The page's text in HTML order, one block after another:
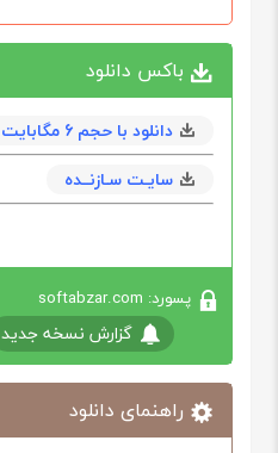
باکس دانلود
دانلود با حجم 6 مگابايت
سایـت سـازنــده
پسورد: softabzar.com
گزارش نسخه جدید
راهنمای دانلود